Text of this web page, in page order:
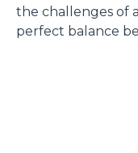
the challenges of
perfect balance